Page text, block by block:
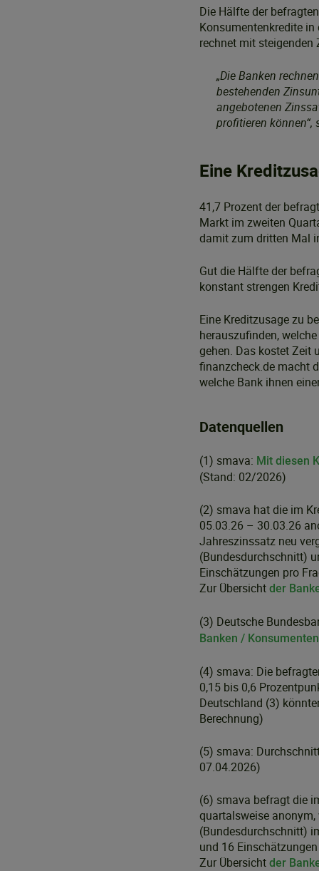
Die Hälfte der
Konsumentenkredite
rechnet mit steigenden
„Die Banken
bestehenden
angebotenen
profitieren können“,
Eine
41,7 Prozent der
Markt im zweiten
damit zum dritten Mal
Gut die Hälfte der
konstant strengen
Eine Kreditzusage zu
herauszufinden,
gehen. Das kostet Zeit
finanzcheck.de macht
welche Bank ihnen
Datenquellen
(1) smava: Mit diesen
(Stand: 02/2026)
(2) smava hat die im
05.03.26 – 30.03.26
Jahreszinssatz neu
(Bundesdurchschnitt)
Einschätzungen pro
Zur Übersicht der
(3) Deutsche
Banken /
(4) smava: Die
0,15 bis 0,6
Deutschland (3)
Berechnung)
(5) smava:
07.04.2026)
(6) smava befragt die
quartalsweise
(Bundesdurchschnitt)
und 16
Zur Übersicht der